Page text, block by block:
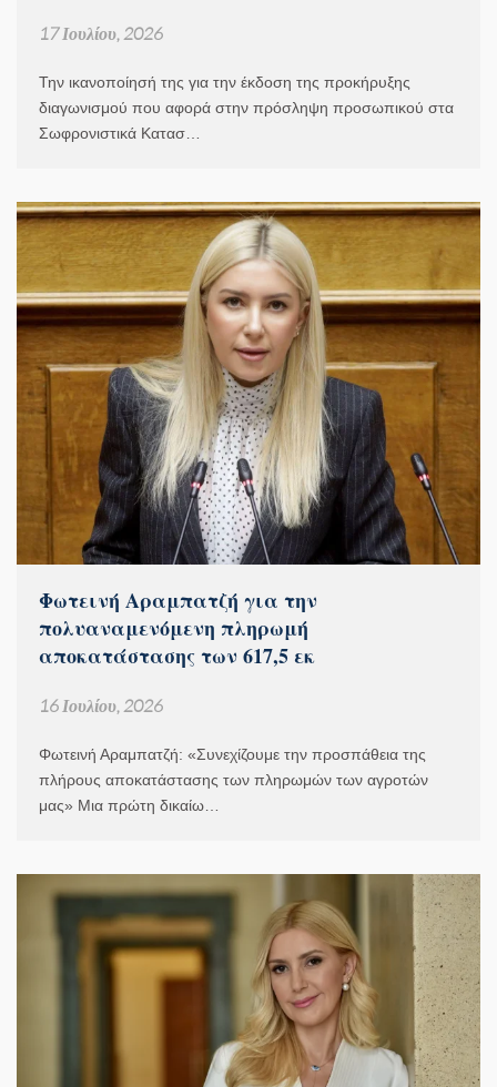
17 Ιουλίου, 2026
Την ικανοποίησή της για την έκδοση της προκήρυξης
διαγωνισμού που αφορά στην πρόσληψη προσωπικού στα
Σωφρονιστικά Κατασ…
Φωτεινή Αραμπατζή για την
πολυαναμενόμενη πληρωμή
αποκατάστασης των 617,5 εκ
16 Ιουλίου, 2026
Φωτεινή Αραμπατζή: «Συνεχίζουμε την προσπάθεια της
πλήρους αποκατάστασης των πληρωμών των αγροτών
μας» Μια πρώτη δικαίω…